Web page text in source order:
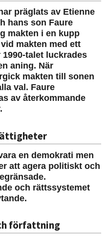
präglats av Etienne
hans son Faure
makten i en kupp
makten med ett
talet luckrades
aning. När
makten till sonen
val. Faure
av återkommande
en demokrati men
att agera politiskt och
och rättssystemet
författning